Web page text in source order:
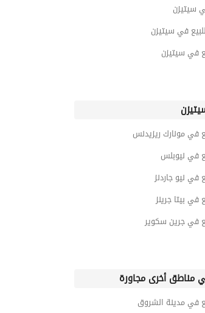
سيتيزن
في سيتيزن
في سيتيزن
في مونارك ريزيدنس
في نيوبلس
في نيو جاردنز
في بيتا جرينز
في جرين سكوير
في البوسكو سيتي
في باتيو سولا
مناطق أخرى مجاورة
في مدينة الشروق